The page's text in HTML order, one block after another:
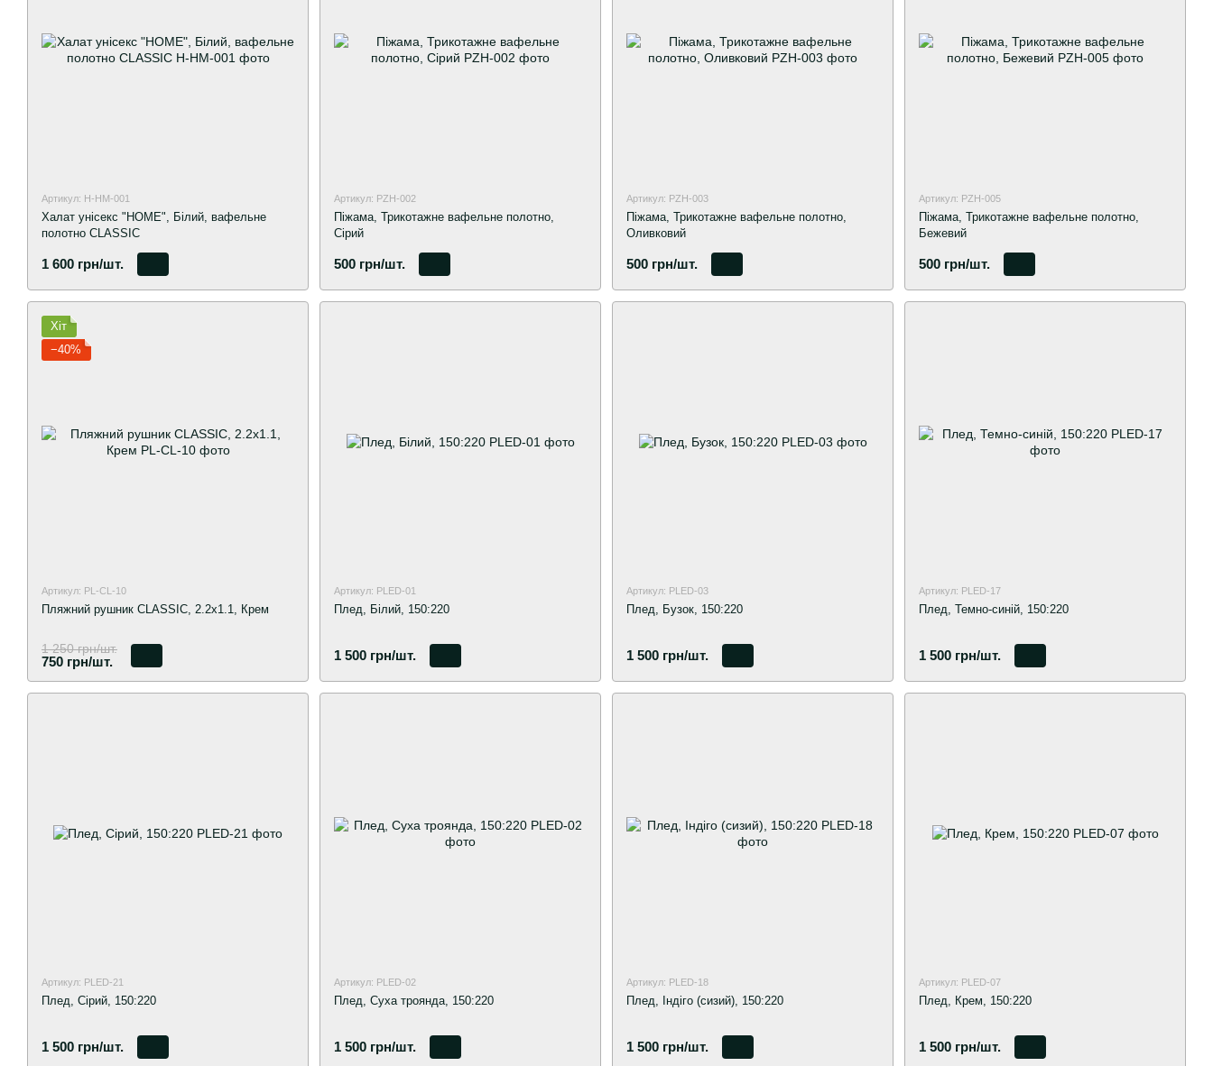
Артикул: H-HM-001
Халат унісекс "HOME", Білий, вафельне
полотно CLASSIC
1 600 грн/шт.
Артикул: PZH-002
Піжама, Трикотажне вафельне полотно,
Сірий
500 грн/шт.
Артикул: PZH-003
Піжама, Трикотажне вафельне полотно,
Оливковий
500 грн/шт.
Артикул: PZH-005
Піжама, Трикотажне вафельне полотно,
Бежевий
500 грн/шт.
Хіт
−40%
Артикул: PL-CL-10
Пляжний рушник CLASSIC, 2.2х1.1, Крем
1 250 грн/шт.
750 грн/шт.
Артикул: PLED-01
Плед, Білий, 150:220
1 500 грн/шт.
Артикул: PLED-03
Плед, Бузок, 150:220
1 500 грн/шт.
Артикул: PLED-17
Плед, Темно-синій, 150:220
1 500 грн/шт.
Артикул: PLED-21
Плед, Сірий, 150:220
1 500 грн/шт.
Артикул: PLED-02
Плед, Суха троянда, 150:220
1 500 грн/шт.
Артикул: PLED-18
Плед, Індіго (сизий), 150:220
1 500 грн/шт.
Артикул: PLED-07
Плед, Крем, 150:220
1 500 грн/шт.